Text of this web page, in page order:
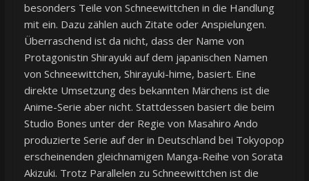
besonders Teile von Schneewittchen in die Handlung
mit ein. Dazu zählen auch Zitate oder Anspielungen.
Überraschend ist da nicht, dass der Name von
Protagonistin Shirayuki auf dem japanischen Namen
von Schneewittchen, Shirayuki-hime, basiert. Eine
direkte Umsetzung des bekannten Märchens ist die
Anime-Serie aber nicht. Stattdessen basiert die beim
Studio Bones unter der Regie von Masahiro Ando
produzierte Serie auf der in Deutschland bei Tokyopop
erscheinenden gleichnamigen Manga-Reihe von Sorata
Akizuki. Trotz Parallelen zu Schneewittchen ist die